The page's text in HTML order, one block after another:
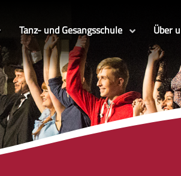
Tanz- und Gesangsschule Über